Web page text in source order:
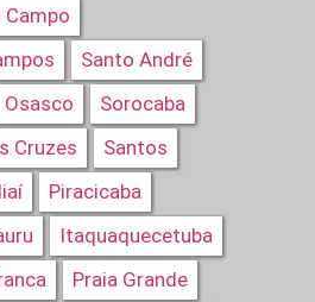
Campo
Santo André
Osasco
Sorocaba
Cruzes
Santos
Piracicaba
Itaquaquecetuba
Praia Grande